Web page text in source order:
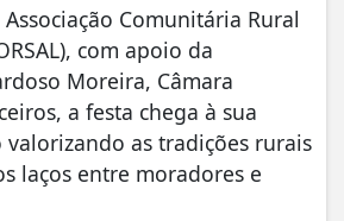
Comunitária Rural
com apoio da
Moreira, Câmara
a festa chega à sua
valorizando as tradições rurais
laços entre moradores e